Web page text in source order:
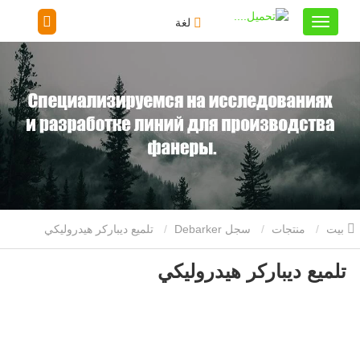
لغة
منتجات سجل Debarker
تلميع ديباركر هيدروليكي